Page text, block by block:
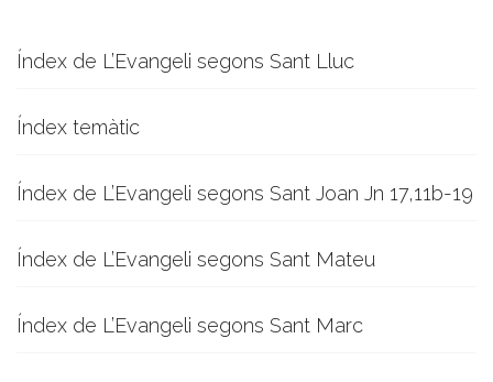
Índex de L’Evangeli segons Sant Lluc
Índex temàtic
Índex de L’Evangeli segons Sant Joan Jn 17,11b-19
Índex de L’Evangeli segons Sant Mateu
Índex de L’Evangeli segons Sant Marc